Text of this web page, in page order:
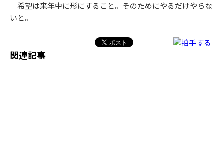
希望は来年中に形にすること。そのためにやるだけやらな
いと。
関連記事